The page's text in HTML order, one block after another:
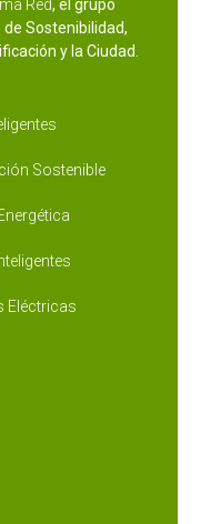
Red, el grupo
Sostenibilidad,
y la Ciudad.
Sostenible
Eléctricas